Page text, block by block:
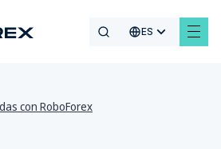
ES
con RoboForex